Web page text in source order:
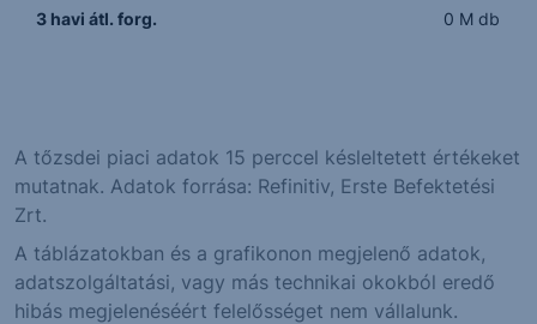
3 havi átl. forg.
0 M db
A tőzsdei piaci adatok 15 perccel késleltetett értékeket
mutatnak. Adatok forrása: Refinitiv, Erste Befektetési
Zrt.
A táblázatokban és a grafikonon megjelenő adatok,
adatszolgáltatási, vagy más technikai okokból eredő
hibás megjelenéséért felelősséget nem vállalunk.